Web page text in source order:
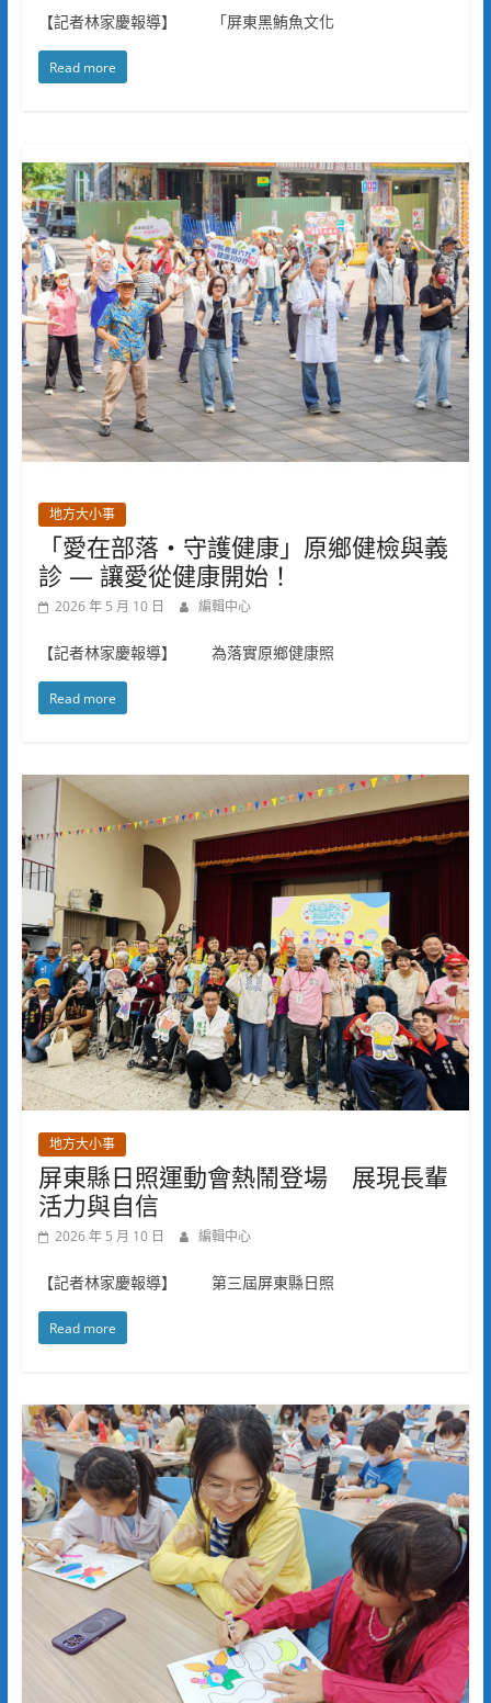
【記者林家慶報導】 「屏東黑鮪魚文化
Read more
地方大小事
「愛在部落・守護健康」原鄉健檢與義
診 — 讓愛從健康開始！
2026 年 5 月 10 日 編輯中心
【記者林家慶報導】 為落實原鄉健康照
Read more
地方大小事
屏東縣日照運動會熱鬧登場 展現長輩
活力與自信
2026 年 5 月 10 日 編輯中心
【記者林家慶報導】 第三屆屏東縣日照
Read more